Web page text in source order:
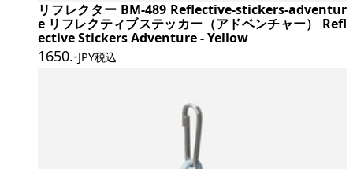
リフレクター BM-489 Reflective-stickers-adventur
e リフレクティブステッカー（アドベンチャー） Refl
ective Stickers Adventure - Yellow
1650.-JPY税込